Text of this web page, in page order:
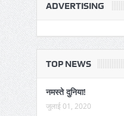
ADVERTISING
TOP NEWS
नमस्ते दुनिया!
जुलाई 01, 2020